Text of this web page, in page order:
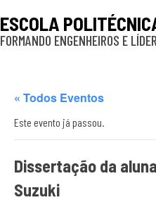
ESCOLA
FORMANDO ENGENHEIROS E
« Todos Eventos
Este evento já passou.
Dissertação da
Suzuki